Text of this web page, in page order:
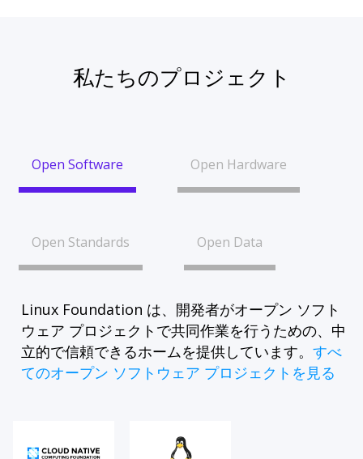
私たちのプロジェクト
Open Software Open Hardware
Open Standards Open Data
Linux Foundation は、開発者がオープン ソフト
ウェア プロジェクトで共同作業を行うための、中
立的で信頼できるホームを提供しています。 すべ
てのオープン ソフトウェア プロジェクトを見る